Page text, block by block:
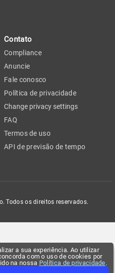
a sua experiência. Ao utilizar
com o uso de cookies por
na nossa Política de privacidade.
Contato
Compliance
Anuncie
Fale conosco
Política de privacidade
Change privacy settings
FAQ
Termos de uso
API de previsão de tempo
Todos os direitos reservados.